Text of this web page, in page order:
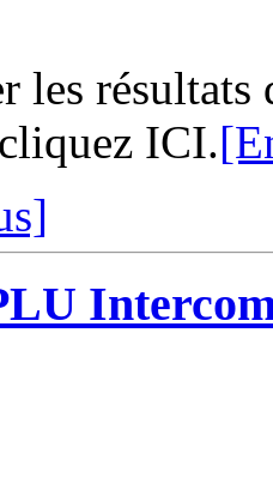
les résultats
ICI.